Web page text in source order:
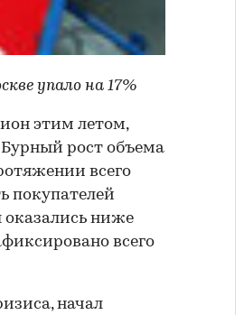
упало на 17%
этим летом,
рост объема
всего
покупателей
оказались ниже
всего
начал